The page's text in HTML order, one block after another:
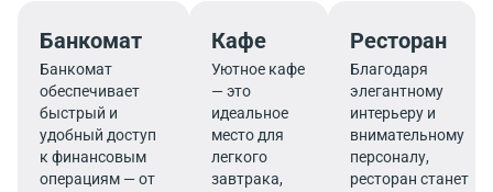
Банкомат
Банкомат
обеспечивает
быстрый и
удобный доступ
к финансовым
операциям — от
Кафе
Уютное кафе
— это
идеальное
место для
легкого
завтрака,
Ресторан
Благодаря
элегантному
интерьеру и
внимательному
персоналу,
ресторан станет